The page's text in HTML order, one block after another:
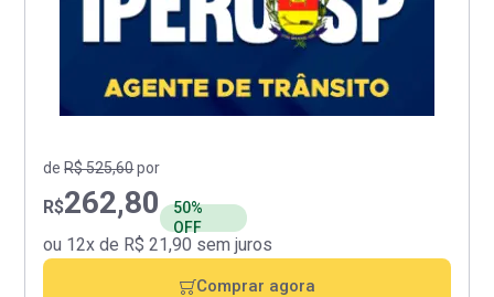
deR$ 525,60por
R$262,80
50%
OFF
ou 12x de R$ 21,90 sem juros
Comprar agora